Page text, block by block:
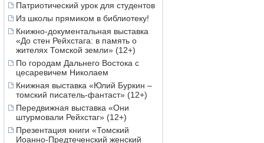
Патриотический урок для студентов
Из школы прямиком в библиотеку!
Книжно-документальная выставка
«До стен Рейхстага: в память о
жителях Томской земли» (12+)
По городам Дальнего Востока с
цесаревичем Николаем
Книжная выставка «Юлий Буркин –
томский писатель-фантаст» (12+)
Передвижная выставка «Они
штурмовали Рейхстаг» (12+)
Презентация книги «Томский
Иоанно-Предтеченский женский